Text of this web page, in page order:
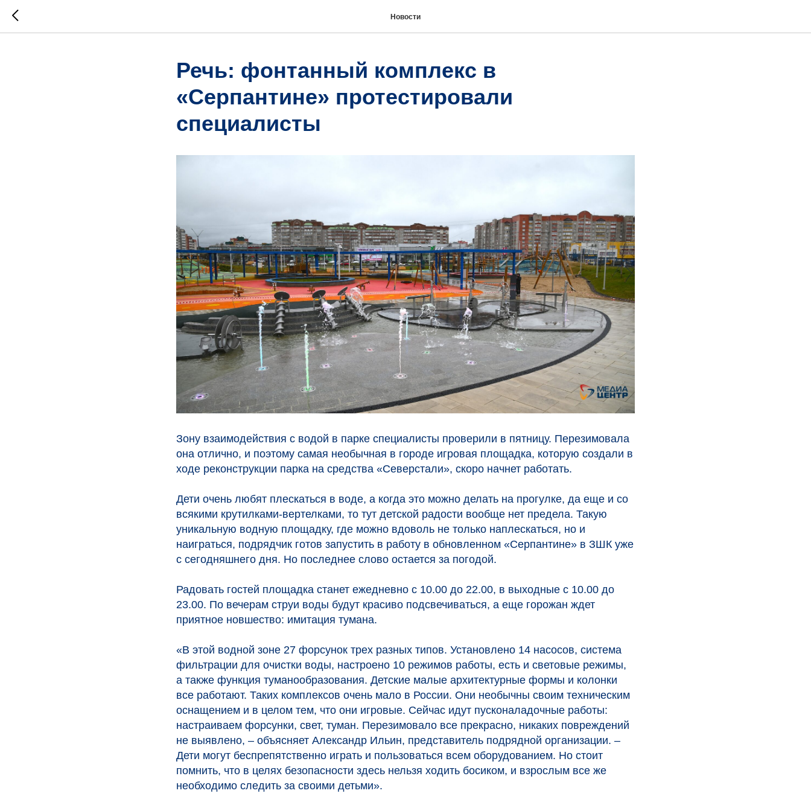
Новости
Речь: фонтанный комплекс в
«Серпантине» протестировали
специалисты
Зону взаимодействия с водой в парке специалисты проверили в пятницу. Перезимовала
она отлично, и поэтому самая необычная в городе игровая площадка, которую создали в
ходе реконструкции парка на средства «Северстали», скоро начнет работать.
Дети очень любят плескаться в воде, а когда это можно делать на прогулке, да еще и со
всякими крутилками-вертелками, то тут детской радости вообще нет предела. Такую
уникальную водную площадку, где можно вдоволь не только наплескаться, но и
наиграться, подрядчик готов запустить в работу в обновленном «Серпантине» в ЗШК уже
с сегодняшнего дня. Но последнее слово остается за погодой.
Радовать гостей площадка станет ежедневно с 10.00 до 22.00, в выходные с 10.00 до
23.00. По вечерам струи воды будут красиво подсвечиваться, а еще горожан ждет
приятное новшество: имитация тумана.
«В этой водной зоне 27 форсунок трех разных типов. Установлено 14 насосов, система
фильтрации для очистки воды, настроено 10 режимов работы, есть и световые режимы,
а также функция туманообразования. Детские малые архитектурные формы и колонки
все работают. Таких комплексов очень мало в России. Они необычны своим техническим
оснащением и в целом тем, что они игровые. Сейчас идут пусконаладочные работы:
настраиваем форсунки, свет, туман. Перезимовало все прекрасно, никаких повреждений
не выявлено, – объясняет Александр Ильин, представитель подрядной организации. –
Дети могут беспрепятственно играть и пользоваться всем оборудованием. Но стоит
помнить, что в целях безопасности здесь нельзя ходить босиком, и взрослым все же
необходимо следить за своими детьми».